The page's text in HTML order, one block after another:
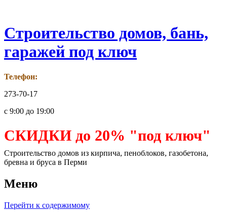
Строительство домов, бань,
гаражей под ключ
Телефон:
273-70-17
с 9:00 до 19:00
СКИДКИ до 20% "под ключ"
Строительство домов из кирпича, пеноблоков, газобетона,
бревна и бруса в Перми
Меню
Перейти к содержимому